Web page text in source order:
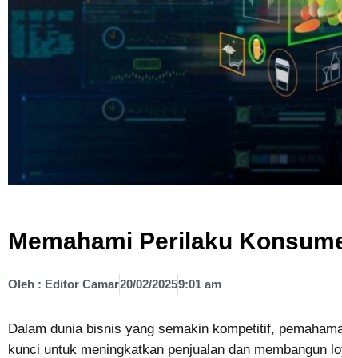
Memahami Perilaku
Oleh : Editor Camar20/02/20259:01 am
Dalam dunia bisnis yang semakin kompetitif,
kunci untuk meningkatkan penjualan dan membangun